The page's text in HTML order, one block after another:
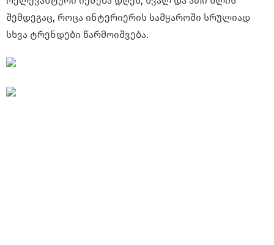
შემდეგაც, როცა ინტერიერის სამყაროში სრულიად
სხვა ტრენდები წარმოიშვება.